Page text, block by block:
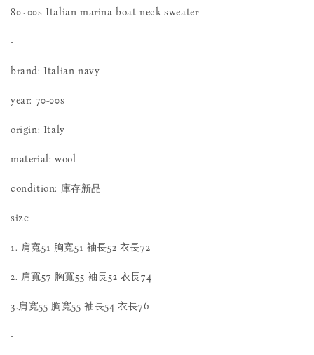
80~00s Italian marina boat neck sweater
-
brand: Italian navy
year: 70-00s
origin: Italy
material: wool
condition: 庫存新品
size:
1. 肩寬51 胸寬51 袖長52 衣長72
2. 肩寬57 胸寬55 袖長52 衣長74
3.肩寬55 胸寬55 袖長54 衣長76
-